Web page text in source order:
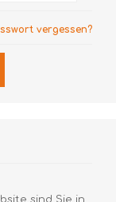
vergessen?
sind Sie in